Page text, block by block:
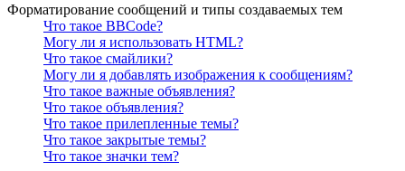
Форматирование сообщений и типы создаваемых тем
Что такое BBCode?
Могу ли я использовать HTML?
Что такое смайлики?
Могу ли я добавлять изображения к сообщениям?
Что такое важные объявления?
Что такое объявления?
Что такое прилепленные темы?
Что такое закрытые темы?
Что такое значки тем?